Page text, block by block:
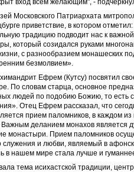
вход всем желающим", -
Московского Патриархата
приветствие, в котором
традицию подводит нас к
который созидался руками
с разнообразием монашеских
безмолвием».
Ефрем (Кутсу) посвятил
По словам старца, основное
людей по подобию Божию, то есть
Отец Ефрем рассказал, что
прием паломников, в каждом из
деланием монахов является
монастыри. Прием паломников
служения и любви, являемый в
в нашем мире стала лучше и
тема исихастской традиции,